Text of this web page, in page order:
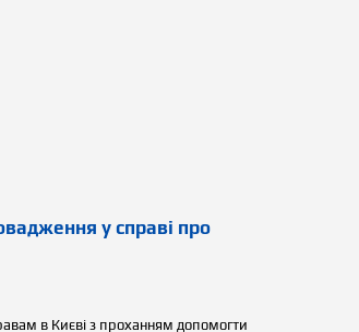
у справі про
в Києві з проханням допомогти